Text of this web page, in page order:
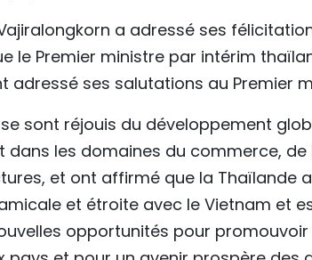
a adressé ses
le Premier ministre par intérim
ses salutations au Premier
sont réjouis du développement
les domaines du commerce, de
et ont affirmé que la Thaïlande
et étroite avec le Vietnam et
opportunités pour